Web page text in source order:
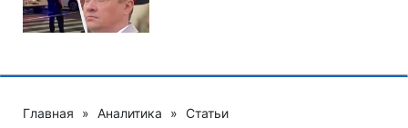
Главная » Аналитика » Статьи